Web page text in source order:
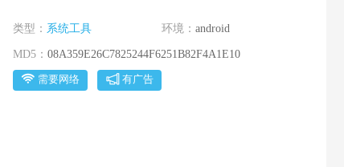
类型： 系统工具 环境： android
MD5： 08A359E26C7825244F6251B82F4A1E10
需要网络 有广告